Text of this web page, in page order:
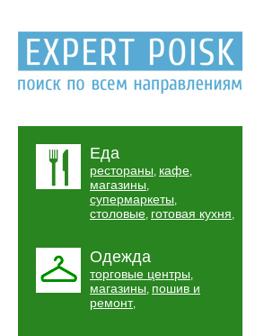
Еда
рестораны, кафе,
магазины,
супермаркеты,
столовые, готовая кухня,
Одежда
торговые центры,
магазины, пошив и
ремонт,